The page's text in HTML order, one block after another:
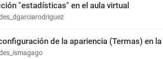
"estadísticas" en el aula virtual
de la apariencia (Termas) en